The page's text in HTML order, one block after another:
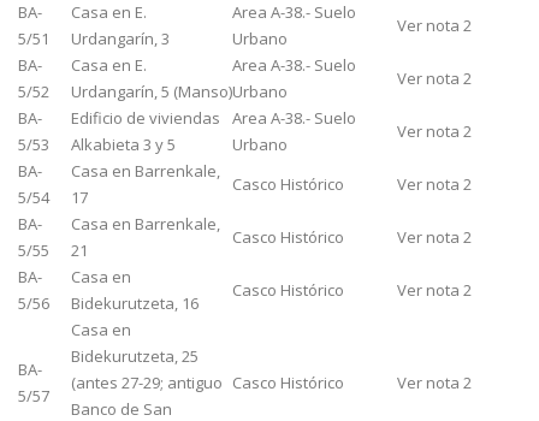
BA-
5/51
Casa en E.
Urdangarín, 3
Area A-38.- Suelo
Urbano
Ver nota 2
BA-
5/52
Casa en E.
Urdangarín, 5 (Manso)
Area A-38.- Suelo
Urbano
Ver nota 2
BA-
5/53
Edificio de viviendas
Alkabieta 3 y 5
Area A-38.- Suelo
Urbano
Ver nota 2
BA-
5/54
Casa en Barrenkale,
17
Casco Histórico
Ver nota 2
BA-
5/55
Casa en Barrenkale,
21
Casco Histórico
Ver nota 2
BA-
5/56
Casa en
Bidekurutzeta, 16
Casco Histórico Ver nota 2
BA-
5/57
Casa en
Bidekurutzeta, 25
(antes 27-29; antiguo
Banco de San
Casco Histórico Ver nota 2